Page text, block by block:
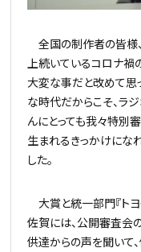
全国の制作者の皆様
上続いているコロナ禍
大変な事だと改めて思
な時代だからこそ、ラ
んにとっても我々特別
生まれるきっかけにな
した。
大賞と統一部門『ト
佐賀には、公開審査会
供達からの声を聞いて